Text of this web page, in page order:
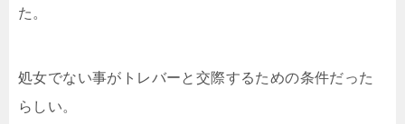
た。
処女でない事がトレバーと交際するための条件だった
らしい。